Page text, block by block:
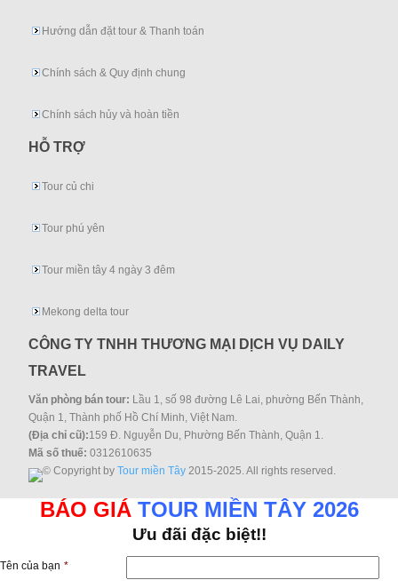
Hướng dẫn đặt tour & Thanh toán
Chính sách & Quy định chung
Chính sách hủy và hoàn tiền
HỖ TRỢ
Tour củ chi
Tour phú yên
Tour miền tây 4 ngày 3 đêm
Mekong delta tour
CÔNG TY TNHH THƯƠNG MẠI DỊCH VỤ DAILY
TRAVEL
Văn phòng bán tour: Lầu 1, số 98 đường Lê Lai, phường Bến Thành,
Quận 1, Thành phố Hồ Chí Minh, Việt Nam.
(Địa chỉ cũ):159 Đ. Nguyễn Du, Phường Bến Thành, Quận 1.
Mã số thuế: 0312610635
© Copyright byTour miền Tây 2015-2025. All rights reserved.
BÁO GIÁ TOUR MIỀN TÂY 2026
Ưu đãi đặc biệt!!
Tên của bạn *